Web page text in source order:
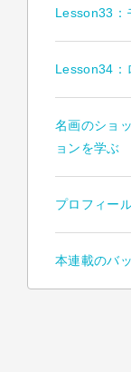
Lesson33：
Lesson34：
名画のショ
ョンを学ぶ
プロフィー
本連載のバ